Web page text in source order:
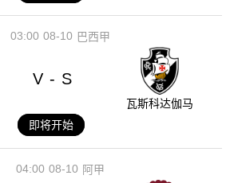
08-10
03:00 巴西甲
V - S
瓦斯科达伽马
即将开始
08-10
04:00 阿甲